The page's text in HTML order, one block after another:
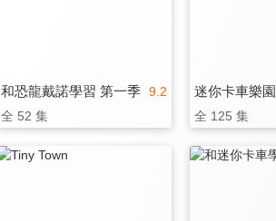
9.2
和恐龍戴諾學習 第一季
全 52 集
迷你卡車樂園
全 125 集